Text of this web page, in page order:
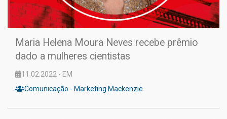
Maria Helena Moura Neves recebe prêmio
dado a mulheres cientistas
11.02.2022 - EM
Comunicação - Marketing Mackenzie